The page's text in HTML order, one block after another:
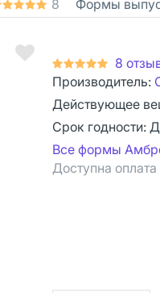
8 Формы
8
Производитель:
Действующее
Срок годности:
Все формы
Доступна оплата